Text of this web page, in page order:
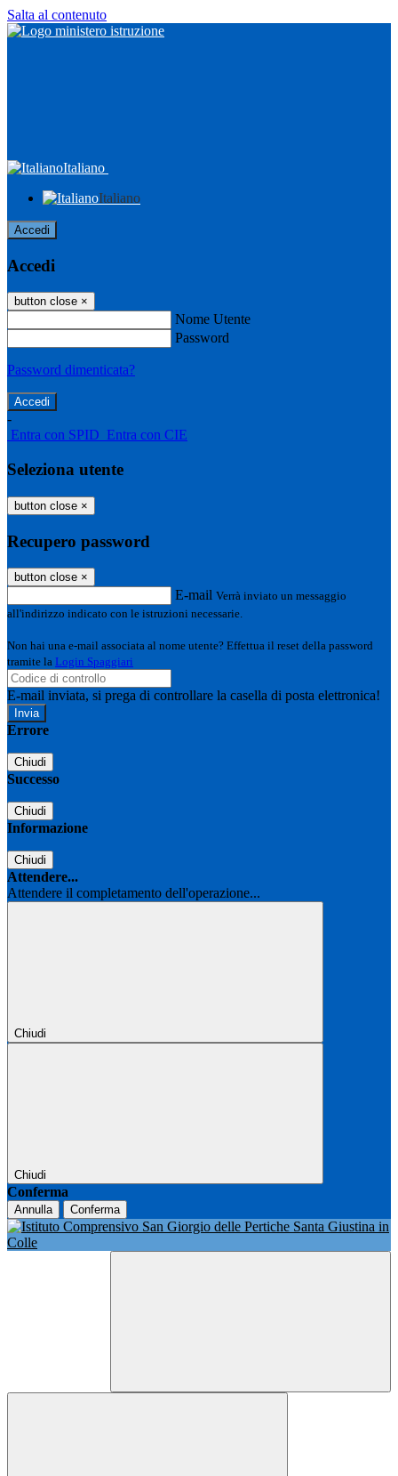
Salta al contenuto
Italiano
Italiano
Accedi
Accedi
button close ×
Nome Utente
Password
Password dimenticata?
-
Entra con SPID Entra con CIE
Seleziona utente
button close ×
Recupero password
button close ×
E-mail Verrà inviato un messaggio
all'indirizzo indicato con le istruzioni necessarie.
Non hai una e-mail associata al nome utente? Effettua il reset della password
tramite la Login Spaggiari
E-mail inviata, si prega di controllare la casella di posta elettronica!
Errore
Chiudi
Successo
Chiudi
Informazione
Chiudi
Attendere...
Attendere il completamento dell'operazione...
Chiudi
Chiudi
Conferma
Annulla Conferma